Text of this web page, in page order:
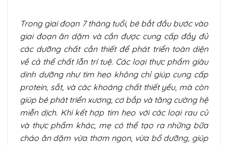
Trong giai đoạn 7 tháng tuổi, bé bắt đầu bước vào
giai đoạn ăn dặm và cần được cung cấp đầy đủ
các dưỡng chất cần thiết để phát triển toàn diện
về cả thể chất lẫn trí tuệ. Các loại thực phẩm giàu
dinh dưỡng như tim heo không chỉ giúp cung cấp
protein, sắt, và các khoáng chất thiết yếu, mà còn
giúp bé phát triển xương, cơ bắp và tăng cường hệ
miễn dịch. Khi kết hợp tim heo với các loại rau củ
và thực phẩm khác, mẹ có thể tạo ra những bữa
cháo ăn dặm vừa thơm ngon, vừa bổ dưỡng, giúp